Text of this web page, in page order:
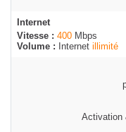
Internet
Vitesse : 400 Mbps
Volume : Internet illimité
Activation